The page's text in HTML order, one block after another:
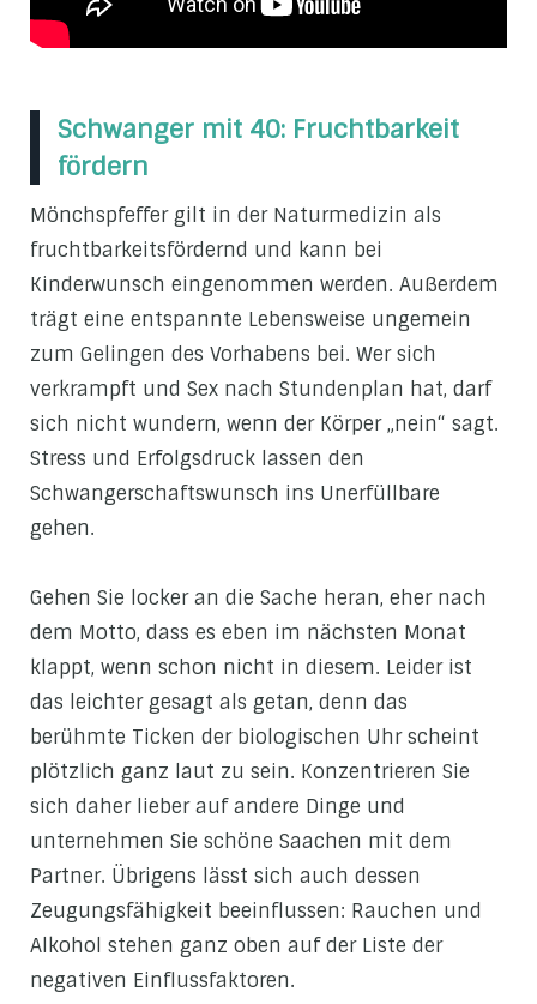
Schwanger mit 40: Fruchtbarkeit
fördern
Mönchspfeffer gilt in der Naturmedizin als
fruchtbarkeitsfördernd und kann bei
Kinderwunsch eingenommen werden. Außerdem
trägt eine entspannte Lebensweise ungemein
zum Gelingen des Vorhabens bei. Wer sich
verkrampft und Sex nach Stundenplan hat, darf
sich nicht wundern, wenn der Körper „nein“ sagt.
Stress und Erfolgsdruck lassen den
Schwangerschaftswunsch ins Unerfüllbare
gehen.
Gehen Sie locker an die Sache heran, eher nach
dem Motto, dass es eben im nächsten Monat
klappt, wenn schon nicht in diesem. Leider ist
das leichter gesagt als getan, denn das
berühmte Ticken der biologischen Uhr scheint
plötzlich ganz laut zu sein. Konzentrieren Sie
sich daher lieber auf andere Dinge und
unternehmen Sie schöne Saachen mit dem
Partner. Übrigens lässt sich auch dessen
Zeugungsfähigkeit beeinflussen: Rauchen und
Alkohol stehen ganz oben auf der Liste der
negativen Einflussfaktoren.